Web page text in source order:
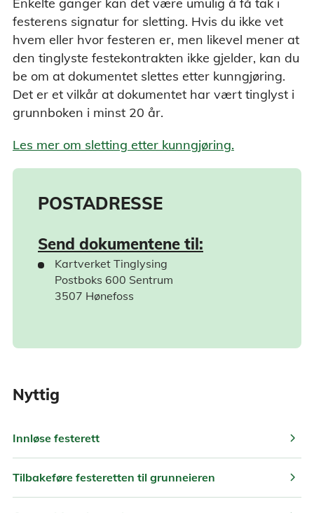
festerens signatur for sletting. Hvis du ikke vet
hvem eller hvor festeren er, men likevel mener at
den tinglyste festekontrakten ikke gjelder, kan du
be om at dokumentet slettes etter kunngjøring.
Det er et vilkår at dokumentet har vært tinglyst i
grunnboken i minst 20 år.
Les mer om sletting etter kunngjøring.
POSTADRESSE
Send dokumentene til:
Kartverket Tinglysing
Postboks 600 Sentrum
3507 Hønefoss
Nyttig
Innløse festerett chevron_right
Tilbakeføre festeretten til grunneieren chevron_right